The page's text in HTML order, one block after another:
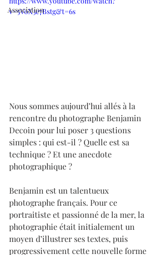
Association
v=5VoX3e7Bstg&t=6s
Nous sommes aujourd’hui allés à la
rencontre du photographe Benjamin
Decoin pour lui poser 3 questions
simples : qui est-il ? Quelle est sa
technique ? Et une anecdote
photographique ?
Benjamin est un talentueux
photographe français. Pour ce
portraitiste et passionné de la mer, la
photographie était initialement un
moyen d’illustrer ses textes, puis
progressivement cette nouvelle forme